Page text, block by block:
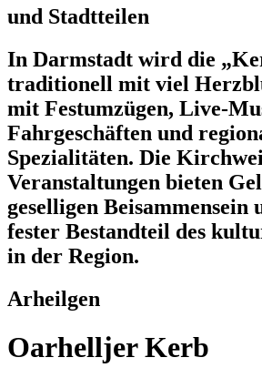
und Stadtteilen
In Darmstadt wird die
traditionell mit viel
mit Festumzügen, Live-
Fahrgeschäften und
Spezialitäten. Die
Veranstaltungen bieten
geselligen Beisammensein
fester Bestandteil des
in der Region.
Arheilgen
Oarhelljer Kerb